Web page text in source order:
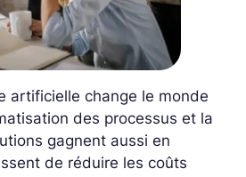
artificielle change le monde
des processus et la
gagnent aussi en
de réduire les coûts